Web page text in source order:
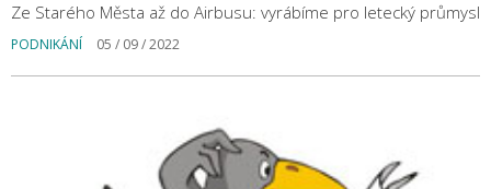
Ze Starého Města až do Airbusu: vyrábíme pro letecký průmysl
PODNIKÁNÍ 05 / 09 / 2022